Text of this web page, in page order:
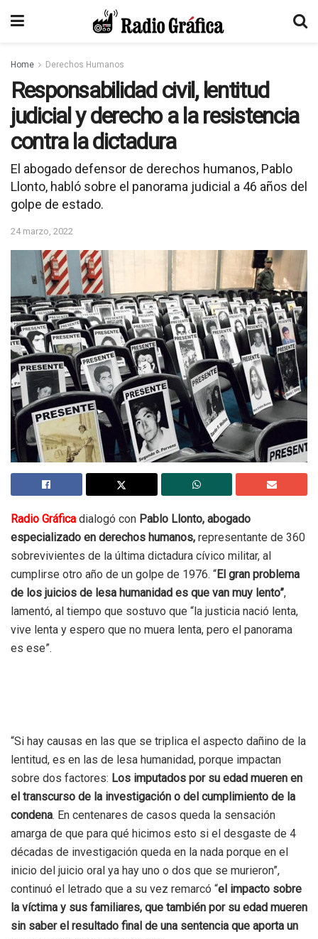
Home Derechos Humanos
Responsabilidad civil, lentitud
judicial y derecho a la resistencia
contra la dictadura
El abogado defensor de derechos humanos, Pablo
Llonto, habló sobre el panorama judicial a 46 años del
golpe de estado.
24 marzo, 2022
Radio Gráfica dialogó con Pablo Llonto, abogado
especializado en derechos humanos, representante de 360
sobrevivientes de la última dictadura cívico militar, al
cumplirse otro año de un golpe de 1976. “El gran problema
de los juicios de lesa humanidad es que van muy lento”,
lamentó, al tiempo que sostuvo que “la justicia nació lenta,
vive lenta y espero que no muera lenta, pero el panorama
es ese”.
“Si hay causas en las que se triplica el aspecto dañino de la
lentitud, es en las de lesa humanidad, porque impactan
sobre dos factores: Los imputados por su edad mueren en
el transcurso de la investigación o del cumplimiento de la
condena. En centenares de casos queda la sensación
amarga de que para qué hicimos esto si el desgaste de 4
décadas de investigación queda en la nada porque en el
inicio del juicio oral ya hay uno o dos que se murieron”,
continuó el letrado que a su vez remarcó “el impacto sobre
la víctima y sus familiares, que también por su edad mueren
sin saber el resultado final de una sentencia que aporta un